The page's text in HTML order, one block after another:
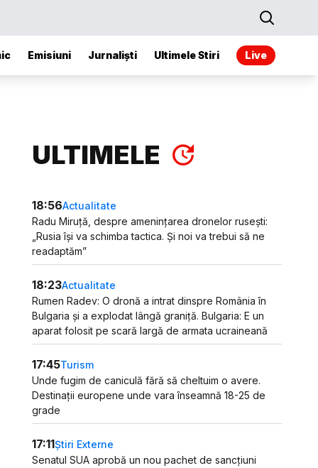
Emisiuni Jurnaliști Ultimele Stiri Live
ULTIMELE
18:56Actualitate
Radu Miruță, despre amenințarea dronelor rusești:
„Rusia își va schimba tactica. Și noi va trebui să ne
readaptăm”
18:23Actualitate
Rumen Radev: O dronă a intrat dinspre România în
Bulgaria și a explodat lângă graniță. Bulgaria: E un
aparat folosit pe scară largă de armata ucraineană
17:45Turism
Unde fugim de caniculă fără să cheltuim o avere.
Destinații europene unde vara înseamnă 18-25 de
grade
17:11Știri Externe
Senatul SUA aprobă un nou pachet de sancțiuni